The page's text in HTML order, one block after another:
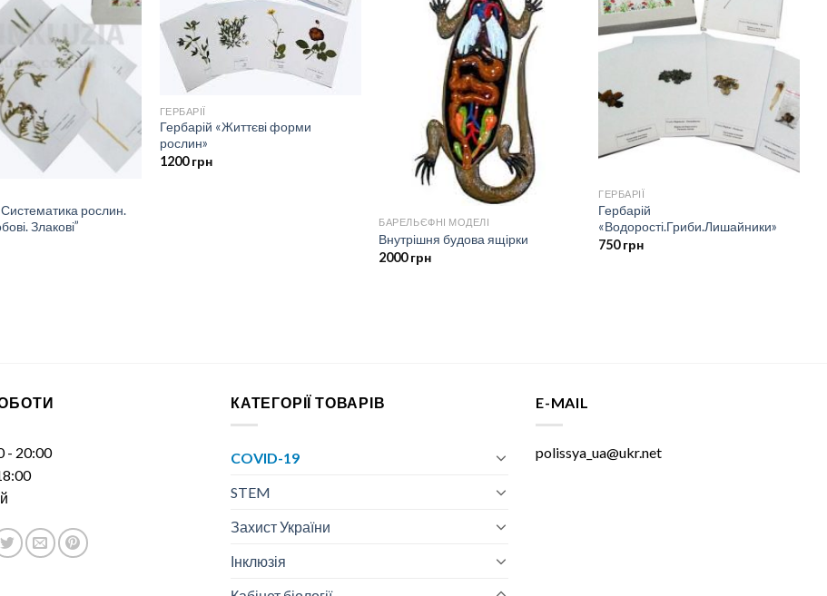
рослин.
Злакові”
ГЕРБАРІЇ
Гербарій «Життєві форми
рослин»
1200грн
БАРЕЛЬЄФНІ МОДЕЛІ
Внутрішня будова ящірки
2000грн
ГЕРБАРІЇ
Гербарій
«Водорості.Гриби.Лишайники»
750грн
- 20:00
КАТЕГОРІЇ ТОВАРІВ
COVID-19
STEM
Захист України
Інклюзія
E-MAIL
polissya_ua@ukr.net